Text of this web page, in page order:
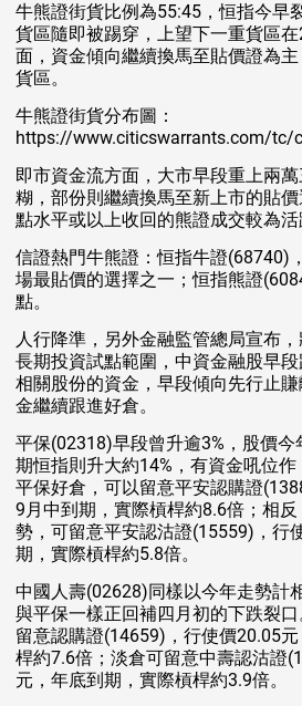
牛熊證街貨比例為55:45，恒指今早
貨區隨即被踢穿，上望下一重貨區
面，資金傾向繼續換馬至貼價證為
貨區。
牛熊證街貨分布圖：
https://www.citicswarrants.com/tc/
即市資金流方面，大市早段重上兩
糊，部份則繼續換馬至新上市的貼
點水平或以上收回的熊證成交較為活
信證熱門牛熊證：恒指牛證(68740)
場最貼價的選擇之一；恒指熊證
點。
人行降準，另外金融監管總局宣布
長期投資試點範圍，中資金融股早
相關股份的資金，早段傾向先行止
金繼續跟進好倉。
平保(02318)早段曾升逾3%，股價
期恒指則升大約14%，有資金吼位
平保好倉，可以留意平安認購證
9月中到期，實際槓桿約8.6倍；相
勢，可留意平安認沽證(15559)，行
期，實際槓桿約5.8倍。
中國人壽(02628)同樣以今年走勢計
與平保一樣正回補四月初的下跌裂
留意認購證(14659)，行使價20.05
桿約7.6倍；淡倉可留意中壽認沽證
元，年底到期，實際槓桿約3.9倍。